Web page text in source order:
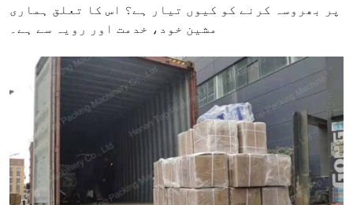
پر بھروسہ کرنے کو کیوں تیار ہے؟ اس کا تعلق ہماری
مشین خود، خدمت اور رویہ سے ہے۔